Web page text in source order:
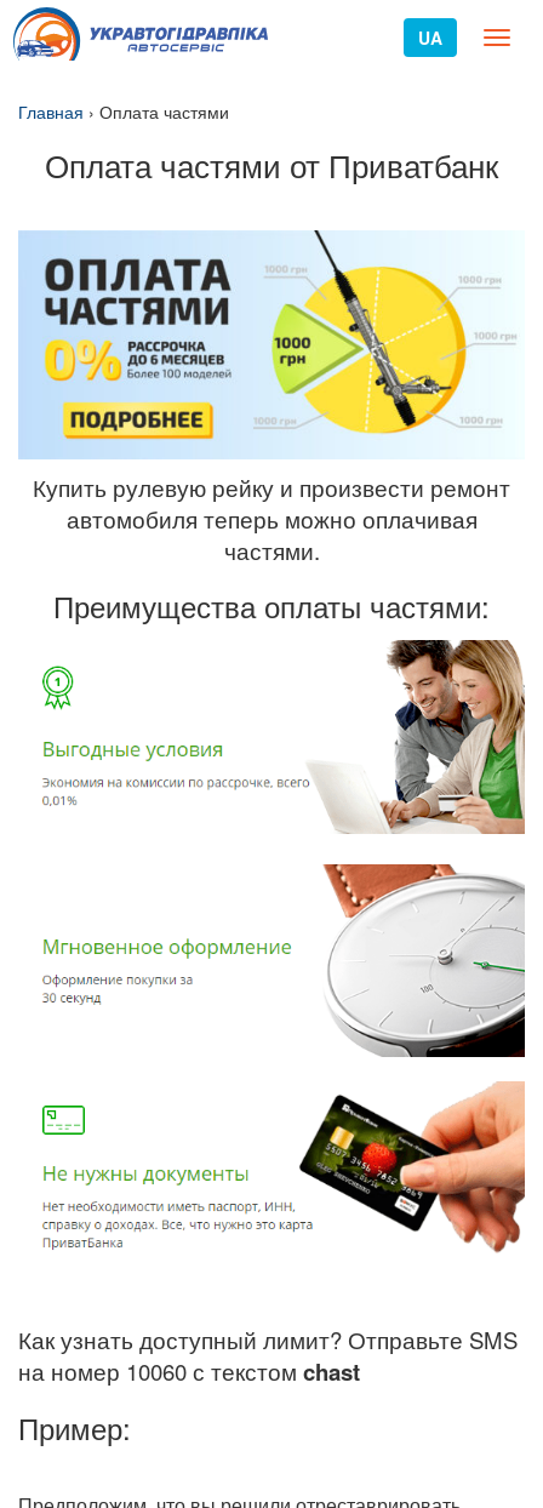
UA
Главная › Оплата частями
Оплата частями от Приватбанк
Купить рулевую рейку и произвести ремонт
автомобиля теперь можно оплачивая
частями.
Преимущества оплаты частями:
Как узнать доступный лимит? Отправьте SMS
на номер 10060 с текстом chast
Пример: